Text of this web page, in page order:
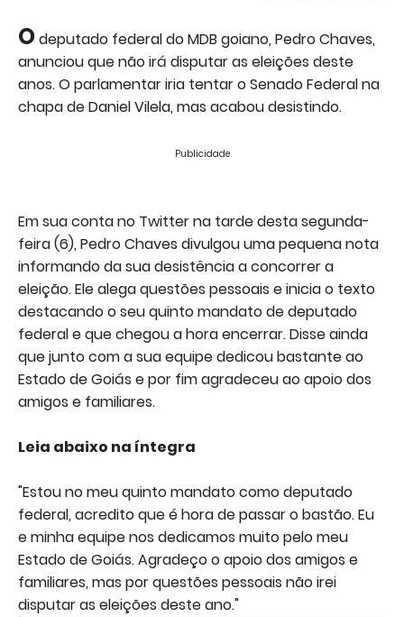
Odeputado federal do MDB goiano, Pedro Chaves,
anunciou que não irá disputar as eleições deste
anos. O parlamentar iria tentar o Senado Federal na
chapa de Daniel Vilela, mas acabou desistindo.
Publicidade
Em sua conta no Twitter na tarde desta segunda-
feira (6), Pedro Chaves divulgou uma pequena nota
informando da sua desistência a concorrer a
eleição. Ele alega questões pessoais e inicia o texto
destacando o seu quinto mandato de deputado
federal e que chegou a hora encerrar. Disse ainda
que junto com a sua equipe dedicou bastante ao
Estado de Goiás e por fim agradeceu ao apoio dos
amigos e familiares.
Leia abaixo na íntegra
"Estou no meu quinto mandato como deputado
federal, acredito que é hora de passar o bastão. Eu
e minha equipe nos dedicamos muito pelo meu
Estado de Goiás. Agradeço o apoio dos amigos e
familiares, mas por questões pessoais não irei
disputar as eleições deste ano."